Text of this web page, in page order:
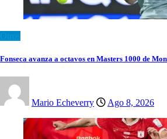
Fonseca avanza a octavos en Masters 1000 de
Mario Echeverry Ago 8, 2026